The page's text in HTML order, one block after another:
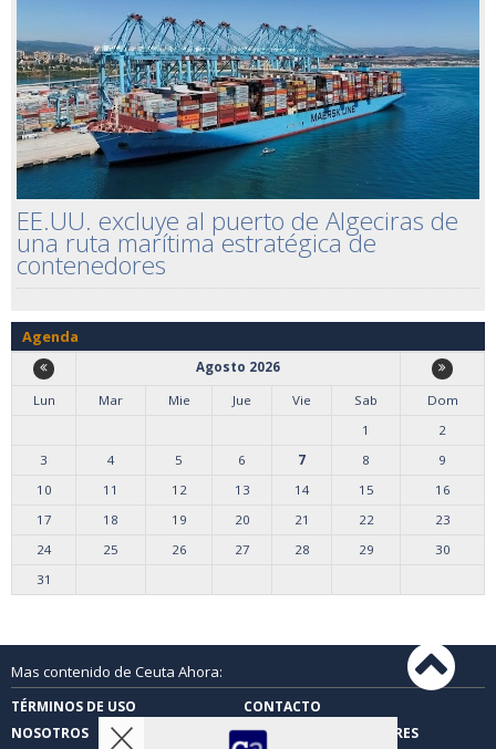
EE.UU. excluye al puerto de Algeciras de
una ruta marítima estratégica de
contenedores
Agenda
Agosto 2026
Lun
Mar Mie Jue Vie Sab
Dom
1
2
3
4 5 6 7 8
9
10
11 12 13 14 15
16
17
18 19 20 21 22
23
24
25 26 27 28 29
30
31
Mas contenido de Ceuta Ahora:
TÉRMINOS DE USO
CONTACTO
NOSOTROS
CARTAS DE LOS LECTORES